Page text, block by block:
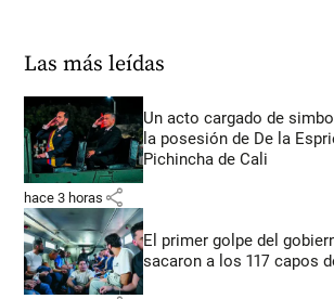
Las más leídas
Un acto cargado de
la posesión de De la
Pichincha de Cali
hace 3 horas share
El primer golpe del
sacaron a los 117 capos